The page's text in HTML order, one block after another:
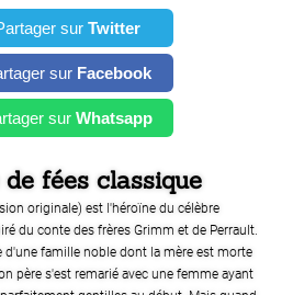
sur Twitter
sur Facebook
sur Whatsapp
fées classique
originale) est l'héroïne du célèbre
du conte des frères Grimm et de Perrault.
d'une famille noble dont la mère est morte
père s'est remarié avec une femme ayant